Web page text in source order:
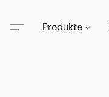
Produkte